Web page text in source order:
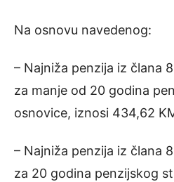
Na osnovu navedenog:
– Najniža penzija iz člana
za manje od 20 godina
osnovice, iznosi 434,62
– Najniža penzija iz člana
za 20 godina penzijskog